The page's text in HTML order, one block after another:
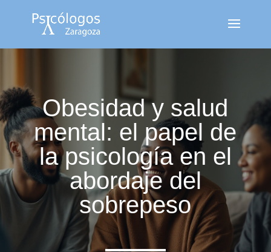
Obesidad y salud
mental: el papel de
la psicología en el
abordaje del
sobrepeso